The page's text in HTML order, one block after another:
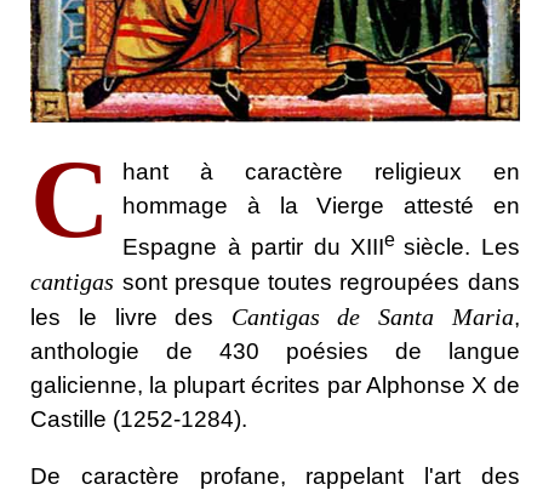
C
hant à caractère religieux en
hommage à la Vierge attesté en
Espagne à partir du XIIIe siècle. Les
cantigas sont presque toutes regroupées dans
les le livre des Cantigas de Santa Maria,
anthologie de 430 poésies de langue
galicienne, la plupart écrites par Alphonse X de
Castille (1252-1284).
De caractère profane, rappelant l'art des